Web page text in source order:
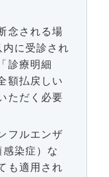
念される場
に受診され
診療明細
額払戻しい
ただく必要
フルエンザ
染症）な
も適用され